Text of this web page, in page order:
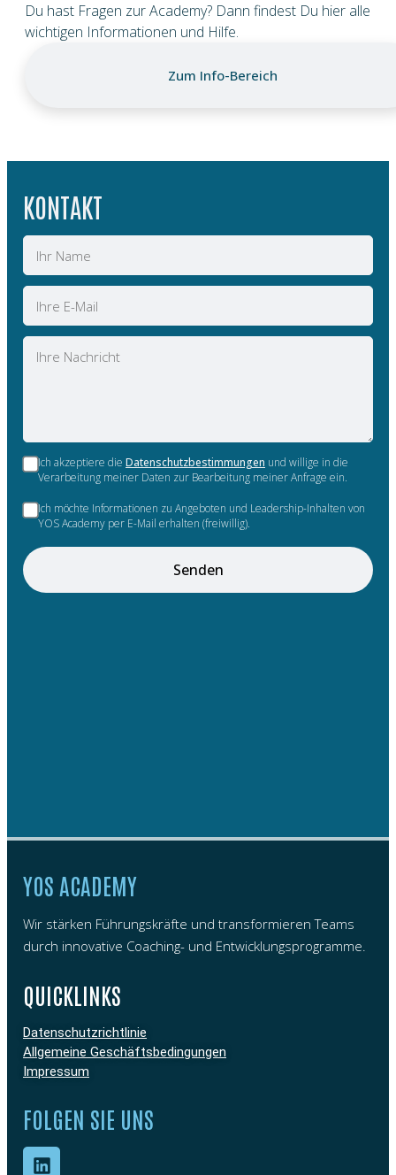
Du hast Fragen zur Academy? Dann findest Du hier alle
wichtigen Informationen und Hilfe.
Zum Info-Bereich
KONTAKT
Name
E-
Mail
Nachricht
Ich akzeptiere die Datenschutzbestimmungen und willige in die
Verarbeitung meiner Daten zur Bearbeitung meiner Anfrage ein.
Ich möchte Informationen zu Angeboten und Leadership-Inhalten von
YOS Academy per E-Mail erhalten (freiwillig).
Senden
YOS ACADEMY
Wir stärken Führungskräfte und transformieren Teams
durch innovative Coaching- und Entwicklungsprogramme.
QUICKLINKS
Datenschutzrichtlinie
Allgemeine Geschäftsbedingungen
Impressum
FOLGEN SIE UNS